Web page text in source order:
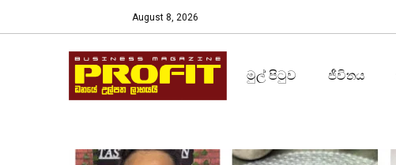
August 8, 2026
මුල් පිටුව ජීවිතය